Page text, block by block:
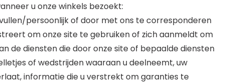
u onze winkels bezoekt:
persoonlijk of door met ons te corresponderen
om onze site te gebruiken of zich aanmeldt om
de diensten die door onze site of bepaalde diensten
of wedstrijden waaraan u deelneemt, uw
informatie die u verstrekt om garanties te